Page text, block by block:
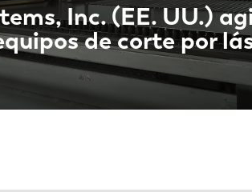
Inc. (EE. UU.)
de corte por